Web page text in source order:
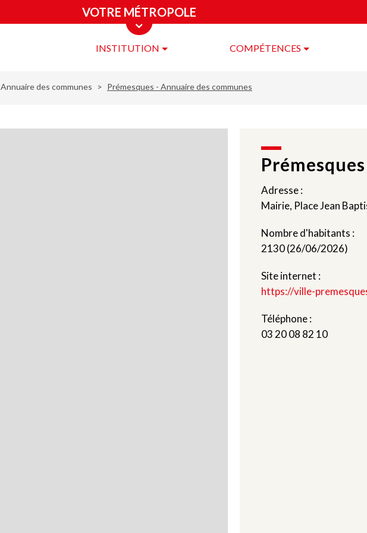
VOTRE MÉTROPOLE
INSTITUTION COMPÉTENCES
Annuaire des communes Prémesques - Annuaire des communes
Prémesques
Adresse :
Mairie, Place Jean
Nombre d'habitants :
2130 (26/06/2026)
Site internet :
https://ville-
Téléphone :
03 20 08 82 10